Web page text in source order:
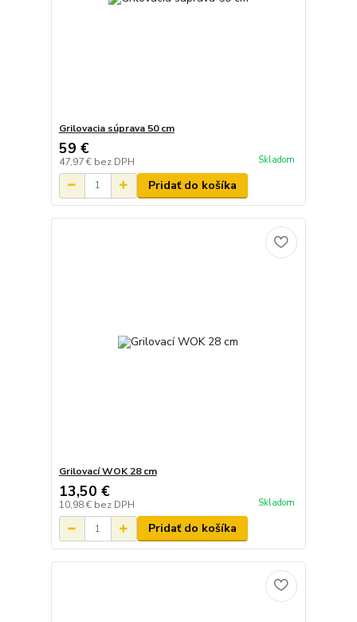
Grilovacia súprava 50 cm
59 €
47,97 € bez DPH Skladom
Pridať do košíka
Grilovací WOK 28 cm
13,50 €
10,98 € bez DPH Skladom
Pridať do košíka